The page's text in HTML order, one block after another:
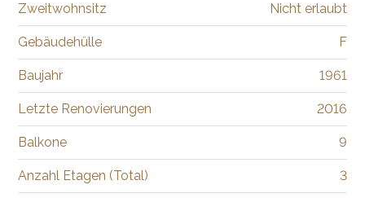
Zweitwohnsitz Nicht erlaubt
Gebäudehülle F
Baujahr 1961
Letzte Renovierungen 2016
Balkone 9
Anzahl Etagen (Total) 3